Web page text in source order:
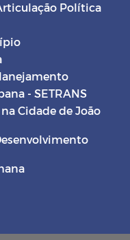
Política
- SETRANS
Cidade de João